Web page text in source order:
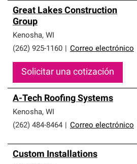
Great Lakes Construction
Group
Kenosha, WI
(262) 925-1160
Correo electrónico
Solicitar una cotización
A-Tech Roofing Systems
Kenosha, WI
(262) 484-8464
Correo electrónico
Custom Installations